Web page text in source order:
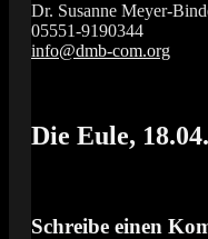
Dr. Susanne Meyer-
05551-9190344
info@dmb-com.org
Vox Organi
Die Eule,
Schreibe einen